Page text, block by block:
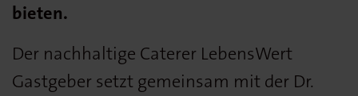
bieten.
Der nachhaltige Caterer LebensWert
Gastgeber setzt gemeinsam mit der Dr.